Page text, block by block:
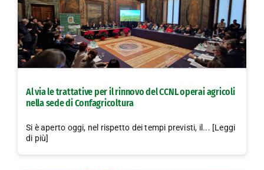
Al via le trattative per il rinnovo del CCNL operai agricoli
nella sede di Confagricoltura
Si è aperto oggi, nel rispetto dei tempi previsti, il... [Leggi
di più]